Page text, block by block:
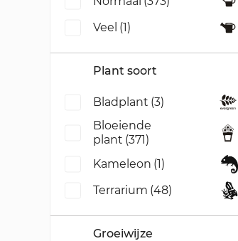
Veel (1)
Plant soort
Bladplant (3)
Bloeiende
plant (371)
Kameleon (1)
Terrarium (48)
Groeiwijze